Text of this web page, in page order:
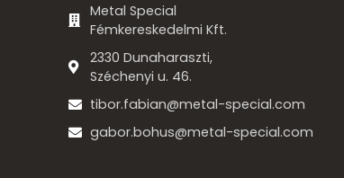
Metal Special
Fémkereskedelmi Kft.
2330 Dunaharaszti,
Széchenyi u. 46.
tibor.fabian@metal-special.com
gabor.bohus@metal-special.com